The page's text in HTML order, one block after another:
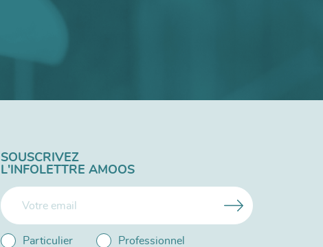
SOUSCRIVEZ
L'INFOLETTRE AMOOS
Particulier Professionnel